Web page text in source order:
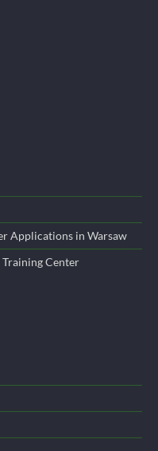
Applications in Warsaw
Training Center